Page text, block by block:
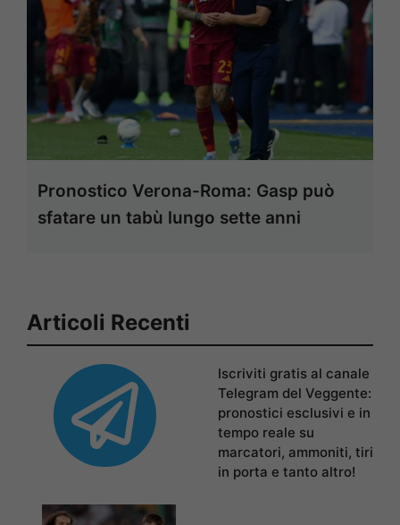
Pronostico Verona-Roma: Gasp può
sfatare un tabù lungo sette anni
Articoli Recenti
Iscriviti gratis al canale
Telegram del Veggente:
pronostici esclusivi e in
tempo reale su
marcatori, ammoniti, tiri
in porta e tanto altro!